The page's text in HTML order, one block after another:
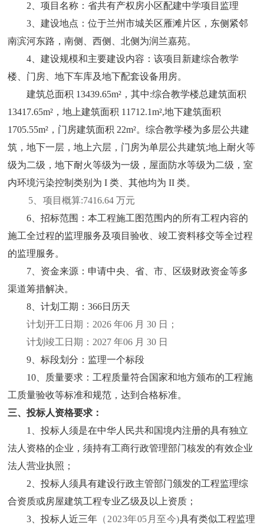
2、项目名称：省共有产权房小区配建中学项目监理
3、建设地点：位于兰州市城关区雁滩片区，东侧紧邻
南滨河东路，南侧、西侧、北侧为润兰嘉苑。
4、建设规模和主要建设内容：该项目新建综合教学
楼、门房、地下车库及地下配套设备用房。
建筑总面积 13439.65m²，其中:综合教学楼总建筑面积
13417.65m²，地上建筑面积 11712.1m²,地下建筑面积
1705.55m²，门房建筑面积 22m²。综合教学楼为多层公共建
筑，地下一层，地上六层，门房为单层公共建筑;地上耐火等
级为二级，地下耐火等级为一级，屋面防水等级为二级，室
内环境污染控制类别为 I 类、其他均为 II 类。
5、 项目概算:7416.64 万元
6、招标范围：本工程施工图范围内的所有工程内容的
施工全过程的监理服务及项目验收、竣工资料移交等全过程
的监理服务。
7、资金来源：申请中央、省、市、区级财政资金等多
渠道筹措解决。
8、计划工期：366日历天
计划开工日期： 2026 年06 月 30 日；
计划竣工日期： 2027 年06 月 30 日
9、标段划分：监理一个标段
10、质量要求：工程质量符合国家和地方颁布的工程施
工质量验收等标准和规范，达到合格标准。
三、投标人资格要求：
1、投标人须是在中华人民共和国境内注册的具有独立
法人资格的企业，须持有工商行政管理部门核发的有效企业
法人营业执照；
2、投标人须具有建设行政主管部门颁发的工程监理综
合资质或房屋建筑工程专业乙级及以上资质；
3、投标人近三年 （ 2023年05 月至今)具有类似工程监理